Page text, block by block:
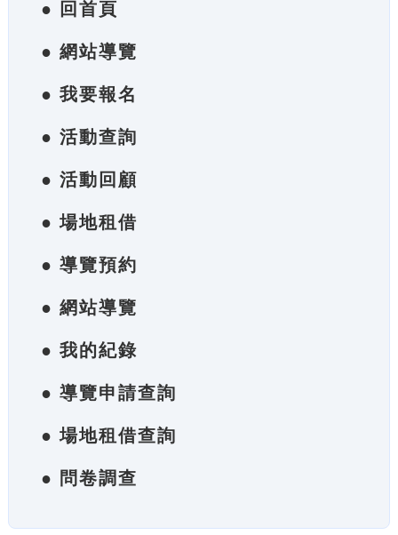
● 回首頁
● 網站導覽
● 我要報名
● 活動查詢
● 活動回顧
● 場地租借
● 導覽預約
● 網站導覽
● 我的紀錄
● 導覽申請查詢
● 場地租借查詢
● 問卷調查